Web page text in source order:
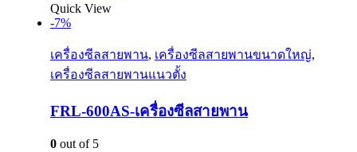
Quick View
-7%
เครื่องซีลสายพาน, เครื่องซีลสายพานขนาดใหญ่,
เครื่องซีลสายพานแนวตั้ง
FRL-600AS-เครื่องซีลสายพาน
0 out of 5